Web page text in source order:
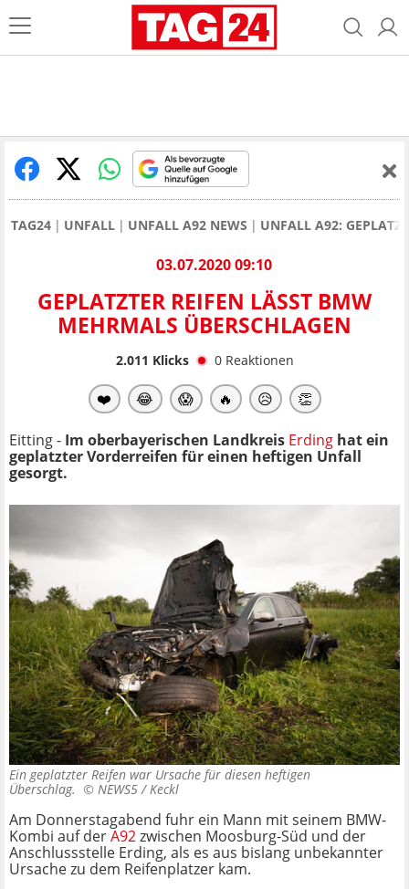
TAG24 UNFALL UNFALL A92 NEWS UNFALL A92:
03.07.2020 09:10
GEPLATZTER REIFEN LÄSST BMW
MEHRMALS ÜBERSCHLAGEN
2.011 Klicks 0 Reaktionen
❤️ 😂 😱 🔥 😥 👏
Eitting - Im oberbayerischen Landkreis Erding hat ein
geplatzter Vorderreifen für einen heftigen Unfall
gesorgt.
Ein geplatzter Reifen war Ursache für diesen heftigen
Überschlag. © NEWS5 / Keckl
Am Donnerstagabend fuhr ein Mann mit seinem BMW-
Kombi auf derA92zwischen Moosburg-Süd und der
Anschlussstelle Erding, als es aus bislang unbekannter
Ursache zu dem Reifenplatzer kam.